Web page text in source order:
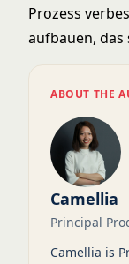
Prozess
aufbauen, das
ABOUT THE
Camellia
Principal
Camellia is